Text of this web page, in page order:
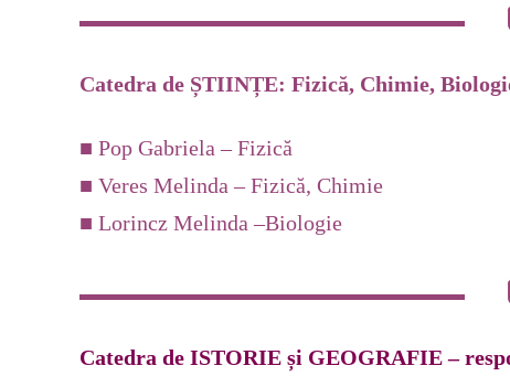
Catedra de ȘTIINȚE: Fizică, Chimie,
■ Pop Gabriela – Fizică
■ Veres Melinda – Fizică, Chimie
■ Lorincz Melinda –Biologie
Catedra de ISTORIE și GEOGRAFIE –